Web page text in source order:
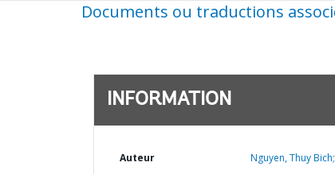
Documents ou traductions
INFORMATION
Auteur Nguyen, Thuy Bich;